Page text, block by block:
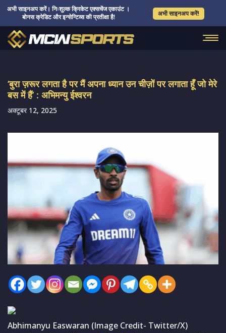
अभी साइनअप करें। निःशुल्क क्रिकेट एक्सचेंज एकाउंट ।
बोनस क्रेडिट और इन्सेन्टिव्स की प्रतीक्षा है!
अभी साइनअप करें!
‘बुरा ज़रूर लगता है पर मैं अपना ध्यान उन चीज़ों पर लगाता हूँ जो मेरे
बस में हैं’ : अभिमन्यु ईश्वरन
अक्टूबर 12, 2025
Abhimanyu Easwaran (Image Credit- Twitter/X)